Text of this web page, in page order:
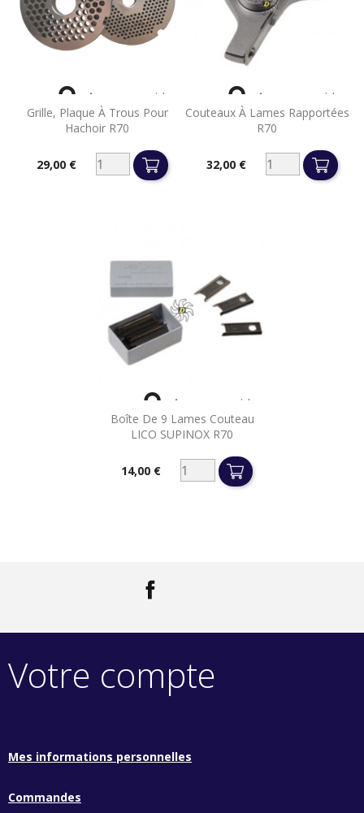
Grille, Plaque À Trous Pour
Hachoir R70
Prix29,00 €
 Aperçu rapide
Couteaux À Lames Rapportées
R70
Prix32,00 €
 Aperçu rapide
Boîte De 9 Lames Couteau
LICO SUPINOX R70
14,00 €
 Aperçu rapide
Votre compte
Mes informations personnelles
Commandes